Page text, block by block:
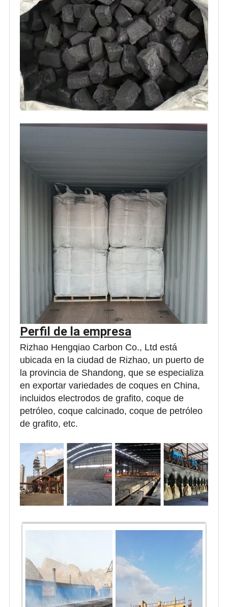
Perfil de la empresa
Rizhao Hengqiao Carbon Co., Ltd está
ubicada en la ciudad de Rizhao, un puerto de
la provincia de Shandong, que se especializa
en exportar variedades de coques en China,
incluidos electrodos de grafito, coque de
petróleo, coque calcinado, coque de petróleo
de grafito, etc.